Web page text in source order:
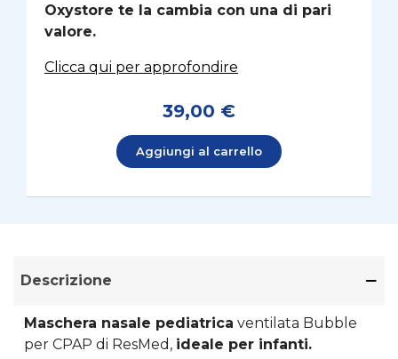
Oxystore te la cambia con una di pari
valore.
Clicca qui per approfondire
39,00 €
Aggiungi al carrello
Descrizione
Maschera nasale pediatrica ventilata Bubble
per CPAP di ResMed, ideale per infanti.